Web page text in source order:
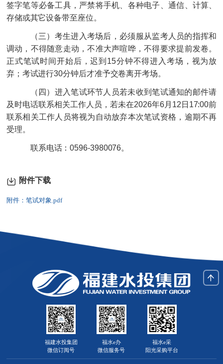
签字笔等必备工具，严禁将手机、各种电子、通信、计算、
存储或其它设备带至座位。
（三）考生进入考场后，必须服从监考人员的指挥和
调动，不得随意走动，不准大声喧哗，不得要求提前发卷。
正式笔试时间开始后，迟到15分钟不得进入考场，视为放
弃；考试进行30分钟后才准予交卷离开考场。
（四）进入笔试环节人员若未收到笔试通知的邮件请
及时电话联系相关工作人员，若未在2026年6月12日17:00前
联系相关工作人员将视为自动放弃本次笔试资格，逾期不再
受理。
联系电话：0596-3980076。
附件下载
附件：笔试对象.pdf
福建水投集团
微信订阅号
福水e办
微信服务号
福水e采
阳光采购平台